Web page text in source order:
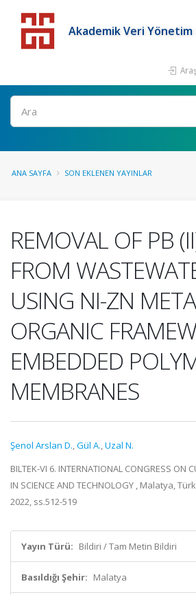
Akademik Veri Yönetim
ANA SAYFA SON EKLENEN YAYINLAR
REMOVAL OF PB
FROM
USING NI-ZN
ORGANIC
EMBEDDED
MEMBRANES
Şenol Arslan D.,Gül A.,Uzal N.
BILTEK-VI 6. INTERNATIONAL CONGRESS ON
IN SCIENCE AND TECHNOLOGY , Malatya,
2022, ss.512-519
Yayın Türü: Bildiri / Tam Metin Bildiri
Basıldığı Şehir: Malatya